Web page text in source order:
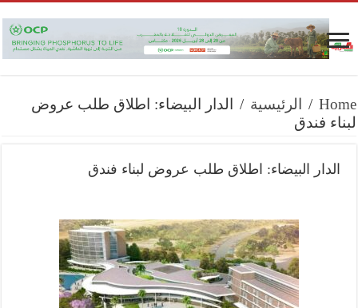
Home
/ الرئيسية /
الدار البيضاء: اطلاق طلب عروض
لبناء فندق
الدار البيضاء: اطلاق طلب عروض لبناء فندق